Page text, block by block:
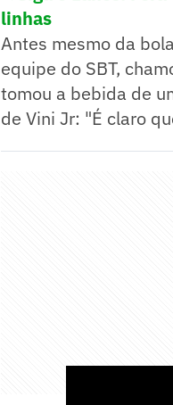
linhas
Antes mesmo da
equipe do SBT,
tomou a bebida de
de Vini Jr: "É claro